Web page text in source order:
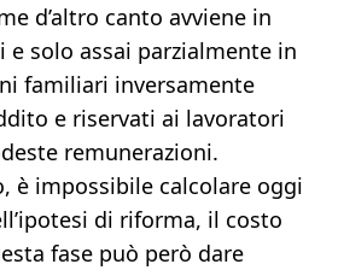
d’altro canto avviene in
e solo assai parzialmente in
familiari inversamente
e riservati ai lavoratori
remunerazioni.
è impossibile calcolare oggi
di riforma, il costo
fase può però dare